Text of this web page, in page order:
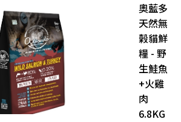
奧藍多
天然無
榖貓鮮
糧 - 野
生鮭魚
+火雞
肉
6.8KG